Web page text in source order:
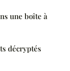
une boîte à
décryptés